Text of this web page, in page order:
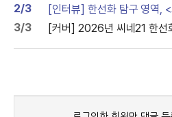
2/3
[인터뷰] 한선화 탐구 영역,
3/3
[커버] 2026년 씨네21 한선